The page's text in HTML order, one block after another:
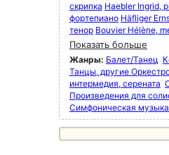
скрипка Haebler Ingrid,
фортепиано Häfliger
тенор Bouvier Hélène,
Показать больше
Жанры: Балет/Танец
Танцы, другие
интермедия, серената
Произведения для
Симфоническая музыка